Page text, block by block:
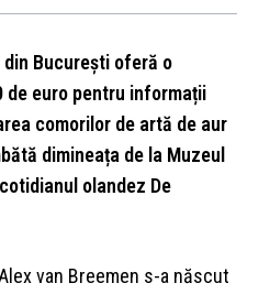
București oferă o
de euro pentru informații
comorilor de artă de aur
dimineața de la Muzeul
olandez De
van Breemen s-a născut